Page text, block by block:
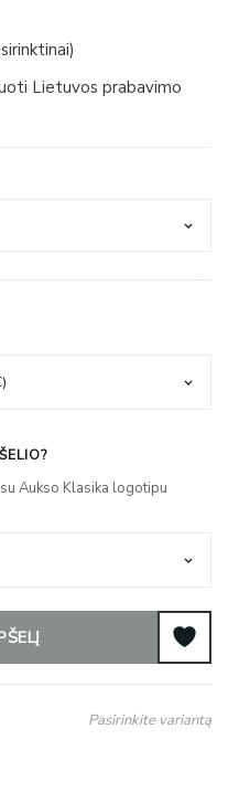
Lietuvos prabavimo
Aukso Klasika logotipu
Pasirinkite variantą